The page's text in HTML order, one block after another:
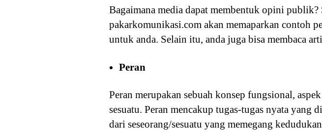
Bagaimana media dapat membentuk opini
pakarkomunikasi.com akan memaparkan contoh
untuk anda. Selain itu, anda juga bisa membaca
Peran
Peran merupakan sebuah konsep fungsional,
sesuatu. Peran mencakup tugas-tugas nyata
dari seseorang/sesuatu yang memegang